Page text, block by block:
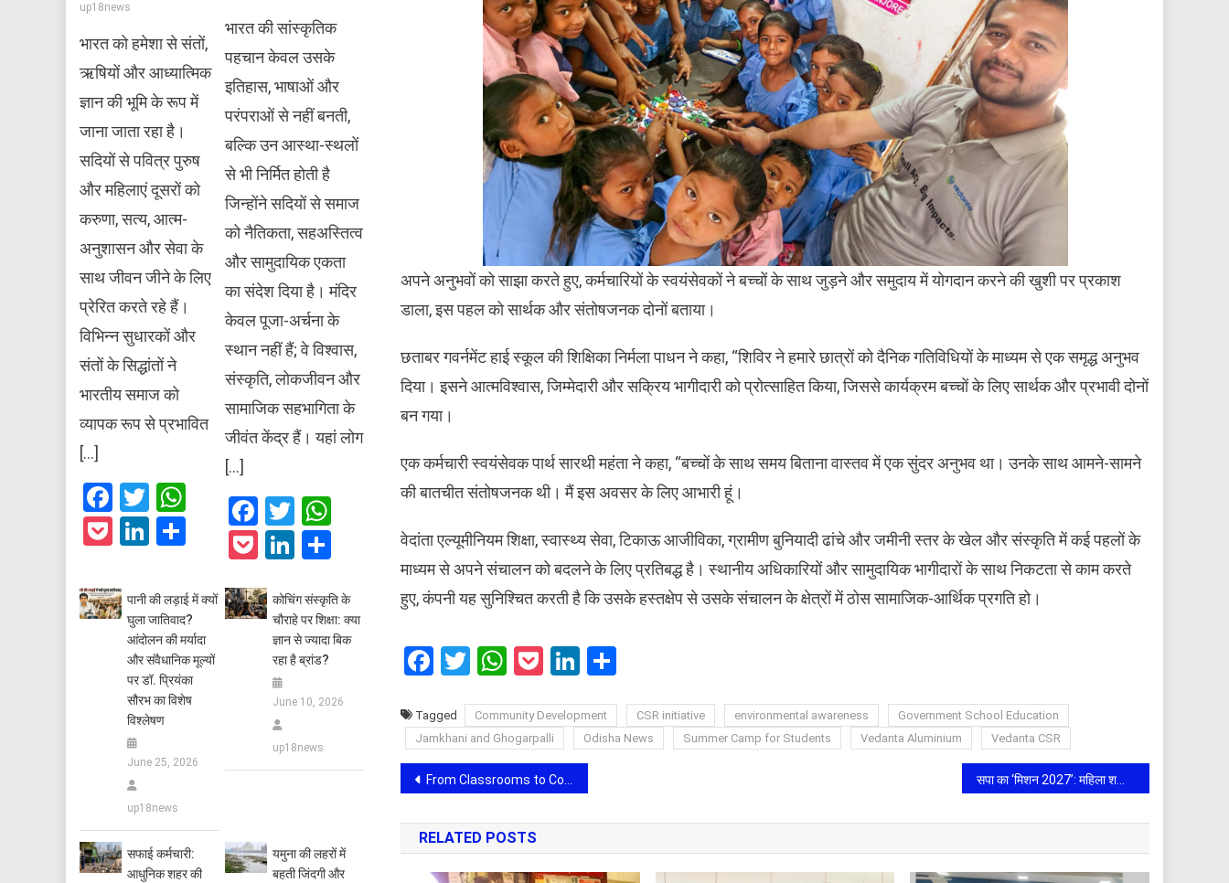
अपने अनुभवों को साझा करते हुए, कर्मचारियों के स्वयंसेवकों ने बच्चों के साथ जुड़ने और समुदाय में योगदान करने की खुशी पर प्रकाश
डाला, इस पहल को सार्थक और संतोषजनक दोनों बताया।
छताबर गवर्नमेंट हाई स्कूल की शिक्षिका निर्मला पाधन ने कहा, “शिविर ने हमारे छात्रों को दैनिक गतिविधियों के माध्यम से एक समृद्ध अनुभव
दिया। इसने आत्मविश्वास, जिम्मेदारी और सक्रिय भागीदारी को प्रोत्साहित किया, जिससे कार्यक्रम बच्चों के लिए सार्थक और प्रभावी दोनों
बन गया।
एक कर्मचारी स्वयंसेवक पार्थ सारथी महंता ने कहा, “बच्चों के साथ समय बिताना वास्तव में एक सुंदर अनुभव था। उनके साथ आमने-सामने
की बातचीत संतोषजनक थी। मैं इस अवसर के लिए आभारी हूं।
वेदांता एल्यूमीनियम शिक्षा, स्वास्थ्य सेवा, टिकाऊ आजीविका, ग्रामीण बुनियादी ढांचे और जमीनी स्तर के खेल और संस्कृति में कई पहलों के
माध्यम से अपने संचालन को बदलने के लिए प्रतिबद्ध है। स्थानीय अधिकारियों और सामुदायिक भागीदारों के साथ निकटता से काम करते
हुए, कंपनी यह सुनिश्चित करती है कि उसके हस्तक्षेप से उसके संचालन के क्षेत्रों में ठोस सामाजिक-आर्थिक प्रगति हो।
Facebook
Twitter
WhatsApp
PocketLinkedIn
Tagged Community Development CSR initiative environmental awareness
Government School Education
Jamkhani and Ghogarpalli
Odisha News Summer Camp for Students Vedanta Aluminium Vedanta CSR
Post
navigation
From Classrooms to Communities: Sairam Institutions Carry Scouting Values to a Global Stage सपा का ‘मिशन 2027’: महिला शक्ति और युवा जोश के साथ गांव-गांव पहुंचेगा संदेश, साइकिल यात्रा से होगी बदलाव की शुरुआत
RELATED POSTS
up18news
भारत को हमेशा से संतों,
ऋषियों और आध्यात्मिक
ज्ञान की भूमि के रूप में
जाना जाता रहा है।
सदियों से पवित्र पुरुष
और महिलाएं दूसरों को
करुणा, सत्य, आत्म-
अनुशासन और सेवा के
साथ जीवन जीने के लिए
प्रेरित करते रहे हैं।
विभिन्न सुधारकों और
संतों के सिद्धांतों ने
भारतीय समाज को
व्यापक रूप से प्रभावित
[…]
Facebook
TwitterWhatsApp
PocketLinkedIn
Share
भारत की सांस्कृतिक
पहचान केवल उसके
इतिहास, भाषाओं और
परंपराओं से नहीं बनती,
बल्कि उन आस्था-स्थलों
से भी निर्मित होती है
जिन्होंने सदियों से समाज
को नैतिकता, सहअस्तित्व
और सामुदायिक एकता
का संदेश दिया है। मंदिर
केवल पूजा-अर्चना के
स्थान नहीं हैं; वे विश्वास,
संस्कृति, लोकजीवन और
सामाजिक सहभागिता के
जीवंत केंद्र हैं। यहां लोग
[…]
Facebook
TwitterWhatsApp
PocketLinkedIn
Share
पानी की लड़ाई में क्यों
घुला जातिवाद?
आंदोलन की मर्यादा
और संवैधानिक मूल्यों
पर डॉ. प्रियंका
सौरभ का विशेष
विश्लेषण
June 25, 2026
up18news
कोचिंग संस्कृति के
चौराहे पर शिक्षा: क्या
ज्ञान से ज्यादा बिक
रहा है ब्रांड?
June 10, 2026
up18news
सफाई कर्मचारी:
आधुनिक शहर की
यमुना की लहरों में
बहती जिंदगी और